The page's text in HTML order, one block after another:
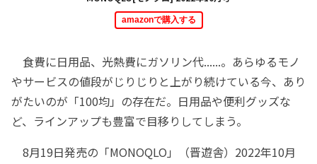
amazonで購入する
食費に日用品、光熱費にガソリン代......。あらゆるモノ
やサービスの値段がじりじりと上がり続けている今、あり
がたいのが「100均」の存在だ。日用品や便利グッズな
ど、ラインアップも豊富で目移りしてしまう。
8月19日発売の「MONOQLO」（晋遊舎）2022年10月